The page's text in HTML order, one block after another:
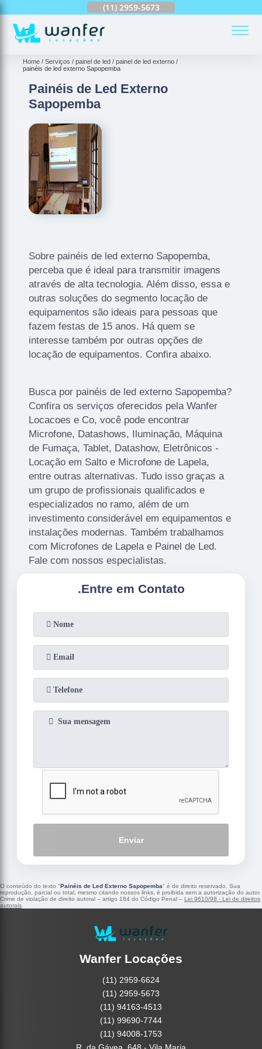
(11) 2959-5673
Home Serviços painel de led
painel de led externo
painéis de led externo Sapopemba
Painéis de Led Externo
Sapopemba
Sobre painéis de led externo Sapopemba,
perceba que é ideal para transmitir imagens
através de alta tecnologia. Além disso, essa e
outras soluções do segmento locação de
equipamentos são ideais para pessoas que
fazem festas de 15 anos. Há quem se
interesse também por outras opções de
locação de equipamentos. Confira abaixo.
Busca por painéis de led externo Sapopemba?
Confira os serviços oferecidos pela Wanfer
Locacoes e Co, você pode encontrar
Microfone, Datashows, Iluminação, Máquina
de Fumaça, Tablet, Datashow, Eletrônicos -
Locação em Salto e Microfone de Lapela,
entre outras alternativas. Tudo isso graças a
um grupo de profissionais qualificados e
especializados no ramo, além de um
investimento considerável em equipamentos e
instalações modernas. Também trabalhamos
com Microfones de Lapela e Painel de Led.
Fale com nossos especialistas.
.Entre em Contato
Enviar
O conteúdo do texto "Painéis de Led Externo Sapopemba" é de direito reservado. Sua
reprodução, parcial ou total, mesmo citando nossos links, é proibida sem a autorização do autor.
Crime de violação de direito autoral – artigo 184 do Código Penal – Lei 9610/98 - Lei de direitos
autorais
Wanfer Locações
(11) 2959-6624
(11) 2959-5673
(11) 94163-4513
(11) 99690-7744
(11) 94008-1753